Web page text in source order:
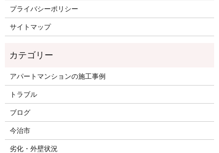
プライバシーポリシー
サイトマップ
アパートマンションの施工事例
トラブル
ブログ
今治市
劣化・外壁状況